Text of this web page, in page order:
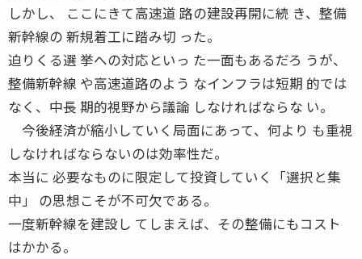
しかし、 ここにきて高速道 路の建設再開に続 き、整備
新幹線の 新規着工に踏み切 った。
迫りくる選 挙への対応といっ た一面もあるだろ うが、
整備新幹線 や高速道路のよう なインフラは短期 的では
なく、中長 期的視野から議論 しなければならな い。
今後経済が縮小していく局面にあって、何より も重視
しなければならないのは効率性だ。
本当に 必要なものに限定して投資していく「選択と集
中」 の思想こそが不可欠である。
一度新幹線を建設し てしまえば、その整備にもコスト
はかかる。